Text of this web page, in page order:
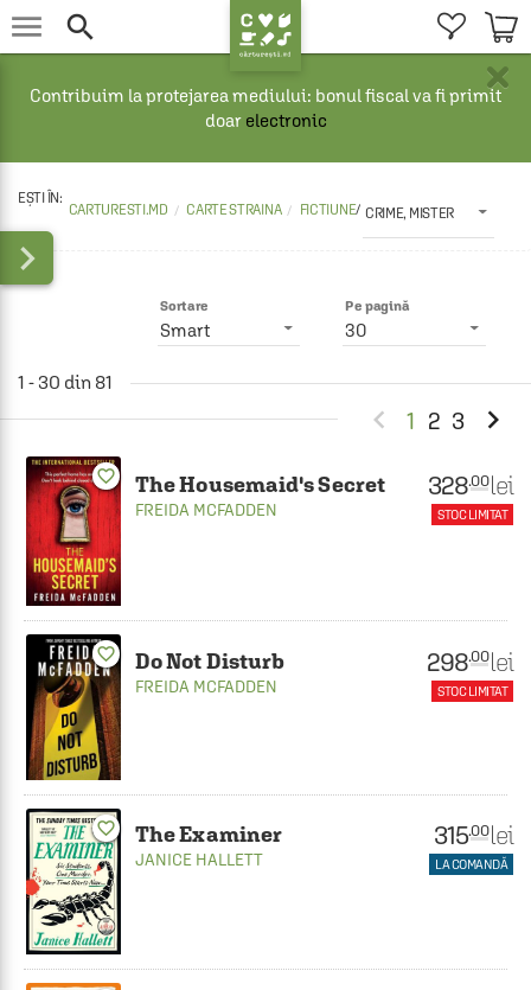
 
×
Contribuim la protejarea mediului: bonul fiscal va fi primit
doar electronic
CARTURESTI.MD CARTE STRAINA FICTIUNE/ CRIME, MISTER

Pe pagină
30
Sortare
Smart
1 - 30 din 81
 1 2 3 
favorite_border The Housemaid's Secret
FREIDA MCFADDEN
328.00 lei
STOC LIMITAT
favorite_border Do Not Disturb
FREIDA MCFADDEN
298.00 lei
STOC LIMITAT
favorite_border The Examiner
JANICE HALLETT
315.00 lei
LA COMANDĂ